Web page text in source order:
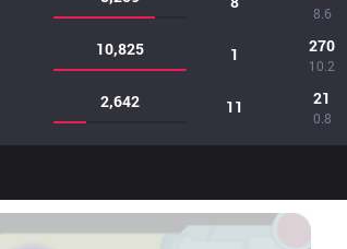
8.6
10,825 1 270
10.2
2,642 11 21
0.8